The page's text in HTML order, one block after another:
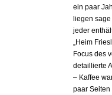
ein paar
liegen
jeder
„Heim
Focus des
detaillierte
– Kaffee
paar